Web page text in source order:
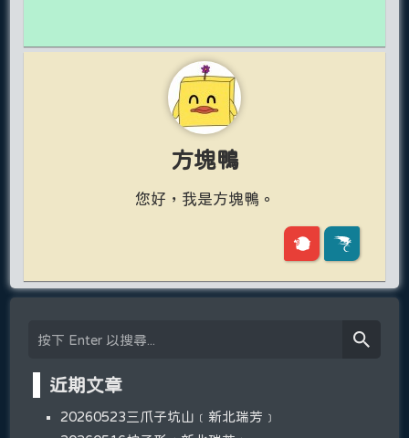
方塊鴨
您好，我是方塊鴨。
近期文章
20260523三爪子坑山﹝新北瑞芳﹞